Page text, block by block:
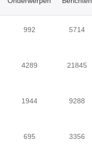
992 5714
4289 21845
1944 9288
695 3356